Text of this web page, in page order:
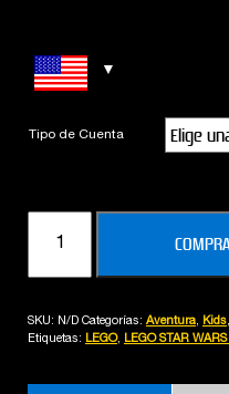
Tipo de Cuenta
STAR
WARS
THE
SAGA
SKU: N/D Categorías: Aventura, Kids,
Etiquetas: LEGO, LEGO STAR